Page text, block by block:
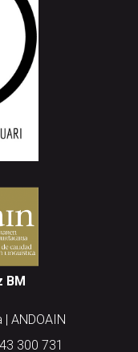
BM
ANDOAIN
300 731